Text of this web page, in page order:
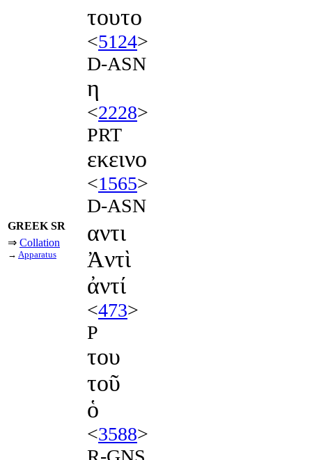
τουτο
<5124>
D-ASN
η
<2228>
PRT
εκεινο
<1565>
D-ASN
GREEK SR
⇒ Collation
→ Apparatus
αντι
Ἀντὶ
ἀντί
<473>
P
του
τοῦ
ὁ
<3588>